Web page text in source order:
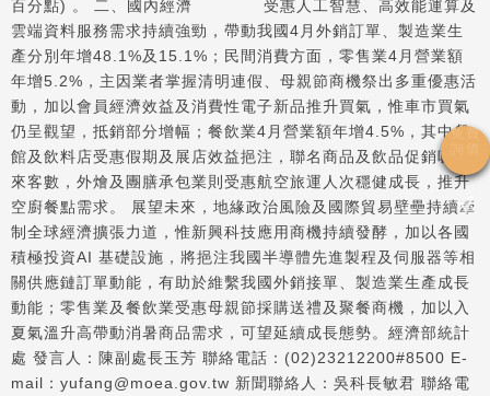
百分點) 。 二、國內經濟 受惠人工智慧、高效能運算及
雲端資料服務需求持續強勁，帶動我國4月外銷訂單、製造業生
產分別年增48.1%及15.1%；民間消費方面，零售業4月營業額
年增5.2%，主因業者掌握清明連假、母親節商機祭出多重優惠活
動，加以會員經濟效益及消費性電子新品推升買氣，惟車市買氣
仍呈觀望，抵銷部分增幅；餐飲業4月營業額年增4.5%，其中餐
館及飲料店受惠假期及展店效益挹注，聯名商品及飲品促銷吸引
來客數，外燴及團膳承包業則受惠航空旅運人次穩健成長，推升
空廚餐點需求。 展望未來，地緣政治風險及國際貿易壁壘持續牽
制全球經濟擴張力道，惟新興科技應用商機持續發酵，加以各國
積極投資AI 基礎設施，將挹注我國半導體先進製程及伺服器等相
關供應鏈訂單動能，有助於維繫我國外銷接單、製造業生產成長
動能；零售業及餐飲業受惠母親節採購送禮及聚餐商機，加以入
夏氣溫升高帶動消暑商品需求，可望延續成長態勢。經濟部統計
處 發言人：陳副處長玉芳 聯絡電話：(02)23212200#8500 E-
mail：yufang@moea.gov.tw 新聞聯絡人：吳科長敏君 聯絡電